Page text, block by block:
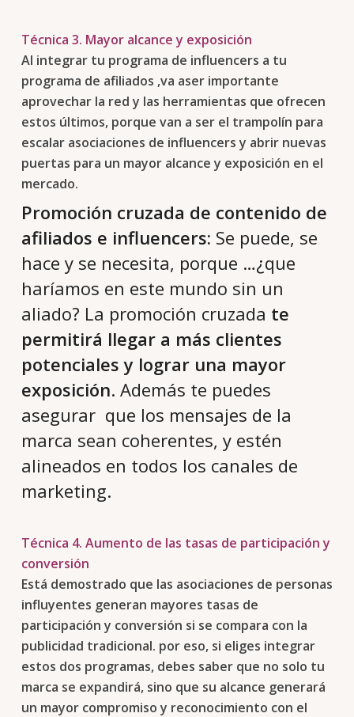
Técnica 3. Mayor alcance y exposición
Al integrar tu programa de influencers a tu
programa de afiliados ,va aser importante
aprovechar la redy las herramientas que ofrecen
estos últimos, porque van a ser el trampolín para
escalar asociaciones de influencers y abrir nuevas
puertas para un mayor alcance y exposición en el
mercado.
Promoción cruzada de contenido de
afiliados e influencers: Se puede, se
hace y se necesita, porque …¿que
haríamos en este mundo sin un
aliado? La promoción cruzada te
permitirá llegar a más clientes
potenciales y lograr una mayor
exposición. Además te puedes
asegurar que los mensajes de la
marca sean coherentes, y estén
alineados en todos los canales de
marketing.
Técnica 4. Aumento de las tasas de participación y
conversión
Está demostrado que las asociaciones de personas
influyentes generan mayores tasas de
participación y conversión si se compara con la
publicidad tradicional. por eso, si eliges integrar
estos dos programas, debes saber que no solo tu
marca se expandirá, sino que su alcance generará
un mayor compromiso y reconocimiento con el